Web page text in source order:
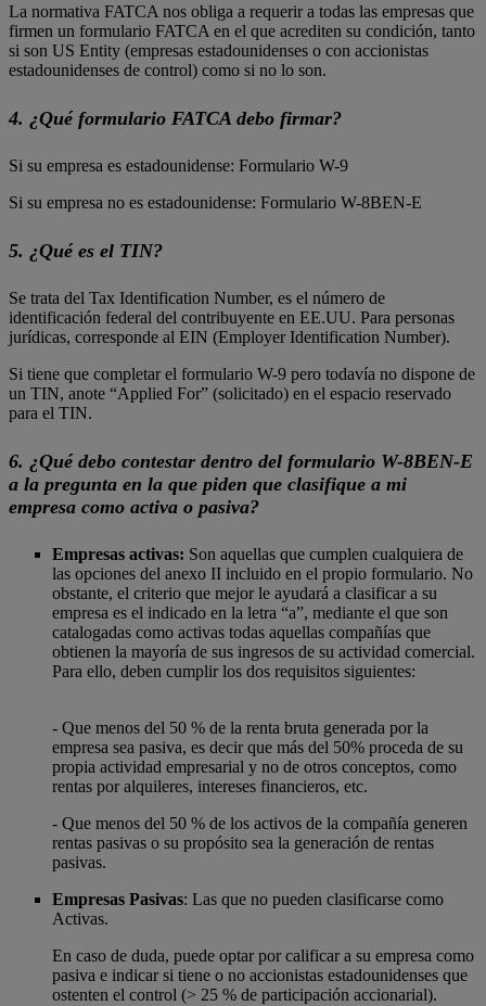
La normativa FATCA nos obliga a requerir a todas las empresas que
firmen un formulario FATCA en el que acrediten su condición, tanto
si son US Entity (empresas estadounidenses o con accionistas
estadounidenses de control) como si no lo son.
4. ¿Qué formulario FATCA debo firmar?
Si su empresa es estadounidense: Formulario W-9
Si su empresa no es estadounidense: Formulario W-8BEN-E
5. ¿Qué es el TIN?
Se trata del Tax Identification Number, es el número de
identificación federal del contribuyente en EE.UU. Para personas
jurídicas, corresponde al EIN (Employer Identification Number).
Si tiene que completar el formulario W-9 pero todavía no dispone de
un TIN, anote “Applied For” (solicitado) en el espacio reservado
para el TIN.
6. ¿Qué debo contestar dentro del formulario W-8BEN-E
a la pregunta en la que piden que clasifique a mi
empresa como activa o pasiva?
Empresas activas: Son aquellas que cumplen cualquiera de
las opciones del anexo II incluido en el propio formulario. No
obstante, el criterio que mejor le ayudará a clasificar a su
empresa es el indicado en la letra “a”, mediante el que son
catalogadas como activas todas aquellas compañías que
obtienen la mayoría de sus ingresos de su actividad comercial.
Para ello, deben cumplir los dos requisitos siguientes:
- Que menos del 50 % de la renta bruta generada por la
empresa sea pasiva, es decir que más del 50% proceda de su
propia actividad empresarial y no de otros conceptos, como
rentas por alquileres, intereses financieros, etc.
- Que menos del 50 % de los activos de la compañía generen
rentas pasivas o su propósito sea la generación de rentas
pasivas.
Empresas Pasivas: Las que no pueden clasificarse como
Activas.
En caso de duda, puede optar por calificar a su empresa como
pasiva e indicar si tiene o no accionistas estadounidenses que
ostenten el control (> 25 % de participación accionarial).